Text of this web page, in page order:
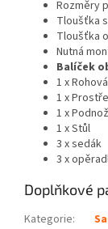
Rozměry
Tloušťka
Tloušťka
Nutná
Balíček
1 x
1 x
1 x
1 x Stůl
3 x sedák
3 x
Doplňkové
Kategorie: